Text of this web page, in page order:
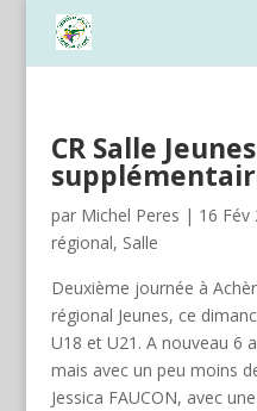
CR Salle
par Michel Peres | 16 Fév
régional, Salle
Deuxième journée à
régional Jeunes, ce
U18 et U21. A nouveau 6
mais avec un peu moins
Jessica FAUCON, avec